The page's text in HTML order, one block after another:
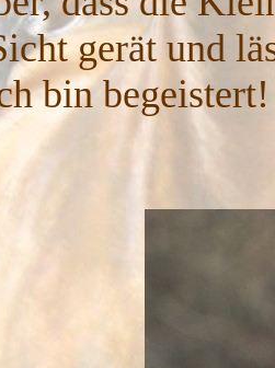
gerät und
bin begeistert!